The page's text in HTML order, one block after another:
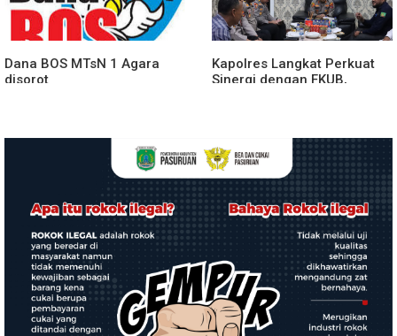
Dana BOS MTsN 1 Agara
disorot
Kapolres Langkat Perkuat
Sinergi dengan FKUB,